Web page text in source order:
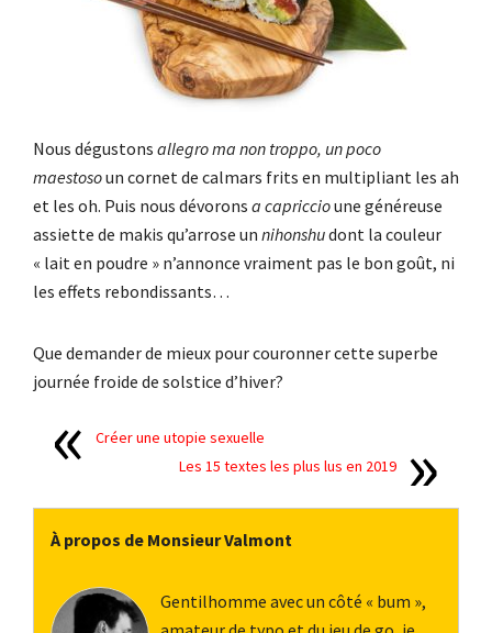
Nous dégustons allegro ma non troppo, un poco
maestosoun cornet de calmars frits en multipliant les ah
et les oh. Puis nous dévorons a capriccioune généreuse
assiette de makis qu’arrose un nihonshudont la couleur
« lait en poudre » n’annonce vraiment pas le bon goût, ni
les effets rebondissants…
Que demander de mieux pour couronner cette superbe
journée froide de solstice d’hiver?
Créer une utopie sexuelle
Les 15 textes les plus lus en 2019
À propos de Monsieur Valmont
Gentilhomme avec un côté « bum »,